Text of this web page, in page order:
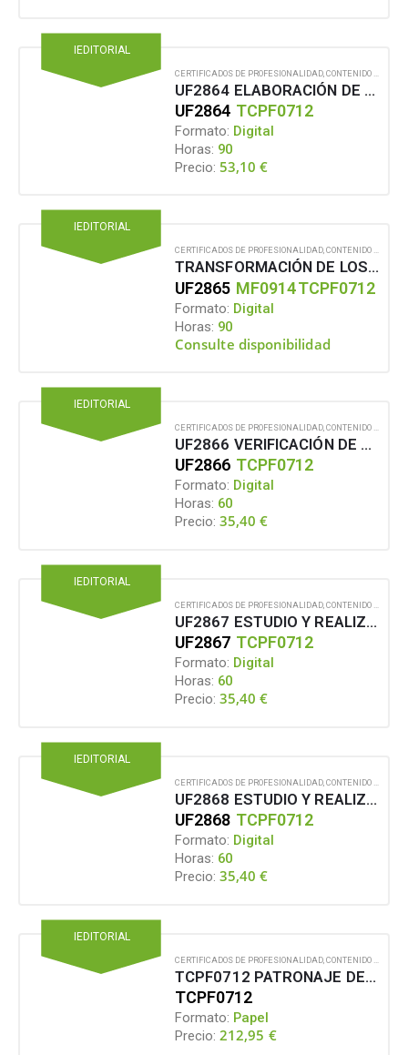
IEDITORIAL
CERTIFICADOS DE PROFESIONALIDAD CONTENIDO EN FORMATO DIGITAL
UF2864 ELABORACIÓN DE LOS PATRONES BASE DE ARTÍCULOS DE CONFECCIÓN Y PIEL
UF2864 TCPF0712
Formato: Digital
Horas: 90
Precio: 53,10€
IEDITORIAL
CERTIFICADOS DE PROFESIONALIDAD,CONTENIDO EN FORMATO DIGITAL
TRANSFORMACIÓN DE LOS PATRONES DE ARTÍCULOS DE CONFECCIÓN Y PIEL
UF2865 MF0914TCPF0712
Formato: Digital
Horas: 90
Consulte disponibilidad
IEDITORIAL
CERTIFICADOS DE PROFESIONALIDAD,CONTENIDO EN FORMATO DIGITAL
UF2866 VERIFICACIÓN DE LOS PATRONES DE ARTÍCULOS DE CONFECCIÓN Y PIEL
UF2866 TCPF0712
Formato: Digital
Horas: 60
Precio: 35,40€
IEDITORIAL
CERTIFICADOS DE PROFESIONALIDAD CONTENIDO EN FORMATO DIGITAL
UF2867 ESTUDIO Y REALIZACIÓN DEL ESCALADO DE PATRONES PARA LA INDUSTRIALIZACIÓN DE ARTÍCULOS DE CONFECCIÓN EN TEXTIL Y PIEL
UF2867 TCPF0712
Formato: Digital
Horas: 60
Precio: 35,40€
IEDITORIAL
CERTIFICADOS DE PROFESIONALIDAD CONTENIDO EN FORMATO DIGITAL
UF2868 ESTUDIO Y REALIZACIÓN DE LA MARCADA DE PATRONES PARA LA INDUSTRIALIZACIÓN DE ARTÍCULOS DE CONFECCIÓN EN TEXTIL Y PIEL
UF2868 TCPF0712
Formato: Digital
Horas: 60
Precio: 35,40€
IEDITORIAL
CERTIFICADOS DE PROFESIONALIDAD CONTENIDO EN FORMATO PAPEL
TCPF0712 PATRONAJE DE ARTÍCULOS DE CONFECCIÓN EN TEXTIL Y PIEL
TCPF0712
Formato: Papel
Precio: 212,95 €